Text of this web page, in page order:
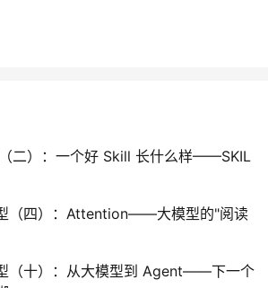
二）：一个好 Skill 长什么样——SKIL
（四）：Attention——大模型的"阅读
（十）：从大模型到 Agent——下一个